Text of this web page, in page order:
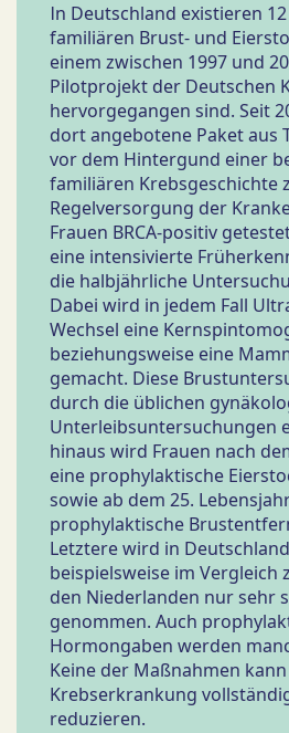
In Deutschland existieren
familiären Brust- und
einem zwischen 1997 und
Pilotprojekt der Deutschen
hervorgegangen sind. Seit
dort angebotene Paket aus
vor dem Hintergund einer
familiären Krebsgeschichte
Regelversorgung der
Frauen BRCA-positiv
eine intensivierte
die halbjährliche
Dabei wird in jedem Fall
Wechsel eine
beziehungsweise eine
gemacht. Diese
durch die üblichen
Unterleibsuntersuchungen
hinaus wird Frauen nach
eine prophylaktische
sowie ab dem 25.
prophylaktische
Letztere wird in
beispielsweise im Vergleich
den Niederlanden nur sehr
genommen. Auch
Hormongaben werden
Keine der Maßnahmen
Krebserkrankung
reduzieren.